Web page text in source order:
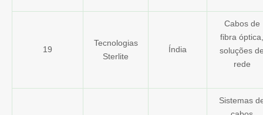
19
Tecnologias
Sterlite
Índia
Cabos de
fibra óptica,
soluções
rede
Sistemas